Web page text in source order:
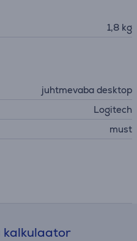
1,8 kg
juhtmevaba desktop
Logitech
must